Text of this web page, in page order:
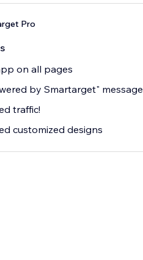
Pro
on all pages
by Smartarget" message
traffic!
customized designs